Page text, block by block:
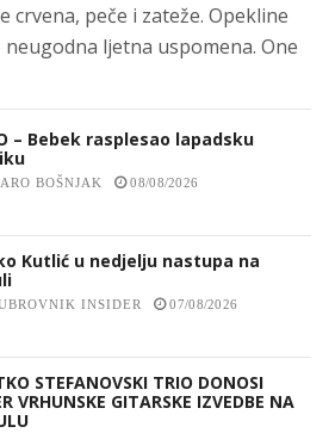
crvena, peče i zateže. Opekline
ljetna uspomena. One
– Bebek rasplesao lapadsku
BOŠNJAK 08/08/2026
Kutlić u nedjelju nastupa na
INSIDER 07/08/2026
STEFANOVSKI TRIO DONOSI
VRHUNSKE GITARSKE IZVEDBE NA